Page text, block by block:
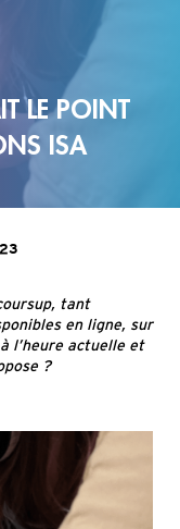
LE POINT
ISA
, tant
en ligne, sur
l’heure actuelle et
?